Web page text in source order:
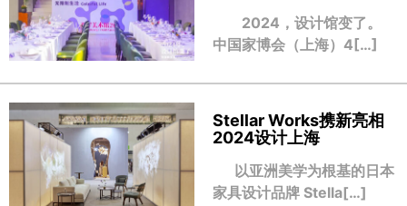
2024，设计馆变了。
中国家博会（上海）4[…]
Stellar Works携新亮相
2024设计上海
以亚洲美学为根基的日本
家具设计品牌 Stella[…]